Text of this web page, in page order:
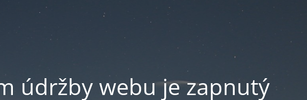
údržby webu je zapnutý